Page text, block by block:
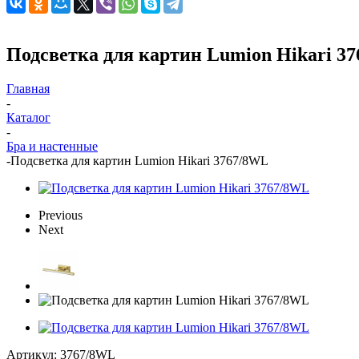
Подсветка для картин Lumion Hikari
Главная
-
Каталог
-
Бра и настенные
-Подсветка для картин Lumion Hikari 3767/8WL
Previous
Next
Артикул: 3767/8WL